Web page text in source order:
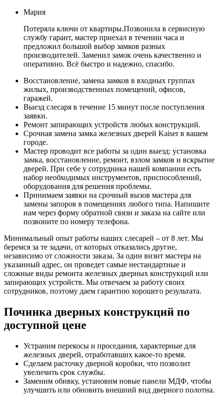
Мария
Потеряла ключи от квартиры.Позвонила в сервисную
службу гарант, мастер приехал в течении часа и
предложил большой выбор замков разных
производителей. Заменил замок очень качественно и
оперативно. Всё быстро и надежно, спасибо.
Восстановление, замена замков в входных группах
жилых, производственных помещений, офисов,
гаражей.
Выезд слесаря в течение 15 минут после поступления
заявки.
Ремонт запирающих устройств любых конструкций.
Срочная замена замка железных дверей Kaiser в вашем
городе.
Мастер проводит все работы за один выезд: установка
замка, восстановление, ремонт, взлом замков и вскрытие
дверей. При себе у сотрудника нашей компании есть
набор необходимых инструментов, приспособлений,
оборудования для решения проблемы.
Принимаем заявки на срочный вызов мастера для
замены запоров в помещениях любого типа. Напишите
нам через форму обратной связи и заказа на сайте или
позвоните по номеру телефона.
Минимальный опыт работы наших слесарей – от 8 лет. Мы
беремся за те задачи, от которых отказались другие,
независимо от сложности заказа. За один визит мастера на
указанный адрес, он проведет самые нестандартные и
сложные виды ремонта железных дверных конструкций или
запирающих устройств. Мы отвечаем за работу своих
сотрудников, поэтому даем гарантию хорошего результата.
Починка дверных конструкций по
доступной цене
Устраним перекосы и проседания, характерные для
железных дверей, отработавших какое-то время.
Сделаем расточку дверной коробки, что позволит
увеличить срок службы.
Заменим обивку, установим новые панели МДФ, чтобы
улучшить или обновить внешний вид дверного полотна.